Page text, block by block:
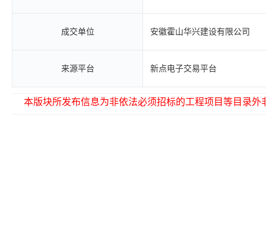
成交单位 安徽霍山华兴建设有限公司
来源平台 新点电子交易平台
本版块所发布信息为非依法必须招标的工程项目等目录